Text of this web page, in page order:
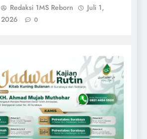
Redaksi 1MS Reborn
Juli 1,
2026
0